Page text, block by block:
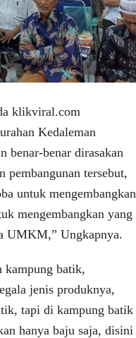
klikviral.com
Kedaleman
benar-benar dirasakan
tersebut,
untuk mengembangkan
mengembangkan yang
UMKM,” Ungkapnya.
kampung batik,
jenis produknya,
tapi di kampung batik
hanya baju saja, disini